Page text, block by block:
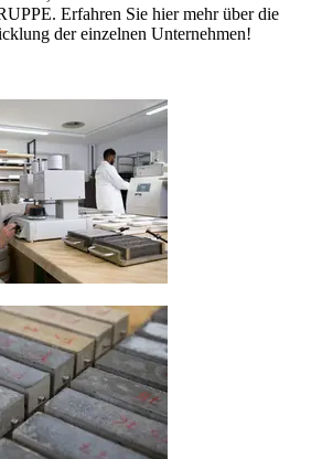
Erfahren Sie hier mehr über die
der einzelnen Unternehmen!